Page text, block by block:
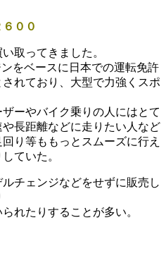
００
取ってきました。
をベースに日本での運転免許
れており、大型で力強くスポ
ーやバイク乗りの人にはとて
長距離などに走りたい人など
り等ももっとスムーズに行え
ていた。
チェンジなどをせずに販売し
れたりすることが多い。